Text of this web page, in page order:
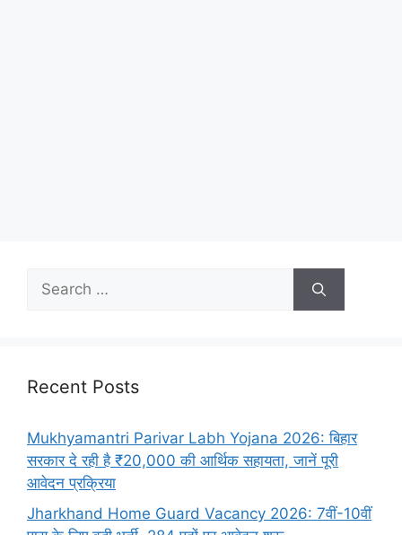
Recent Posts
Mukhyamantri Parivar Labh Yojana 2026: बिहार
सरकार दे रही है ₹20,000 की आर्थिक सहायता, जानें पूरी
आवेदन प्रक्रिया
Jharkhand Home Guard Vacancy 2026: 7वीं-10वीं